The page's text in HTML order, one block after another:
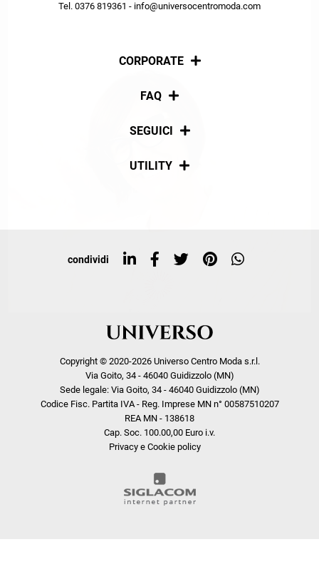
Tel. 0376 819361 - info@universocentromoda.com
CORPORATE
Chi siamo
FAQ
Pagamenti
SEGUICI
Social
UTILITY
Top ricerche
condividi
Copyright © 2020-2026 Universo Centro Moda s.r.l.
Via Goito, 34 - 46040 Guidizzolo (MN)
Sede legale: Via Goito, 34 - 46040 Guidizzolo (MN)
Codice Fisc. Partita IVA - Reg. Imprese MN n° 00587510207
REA MN - 138618
Cap. Soc. 100.00,00 Euro i.v.
Privacy e Cookie policy